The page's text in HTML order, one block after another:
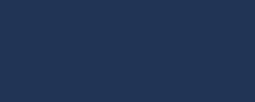
話論壇致辭-全1集
益—跟阿彌陀佛相應-全1集